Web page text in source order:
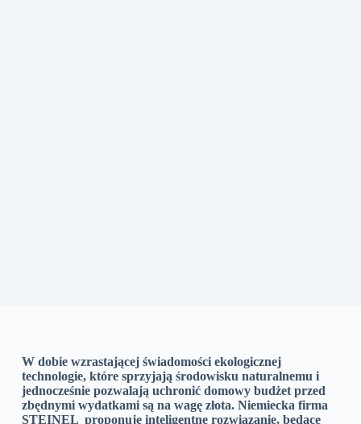
W dobie wzrastającej świadomości ekologicznej
technologie, które sprzyjają środowisku naturalnemu i
jednocześnie pozwalają uchronić domowy budżet przed
zbędnymi wydatkami są na wagę złota. Niemiecka firma
STEINEL proponuje inteligentne rozwiązanie, będące